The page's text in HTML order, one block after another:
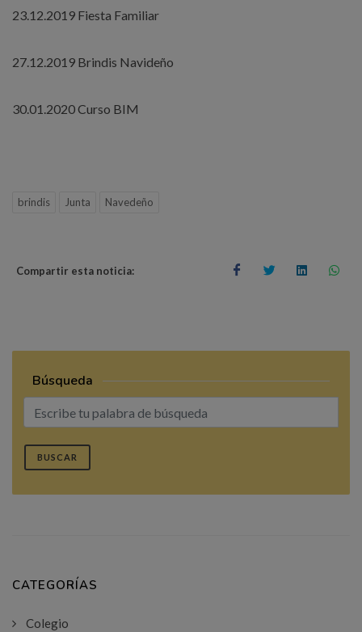
23.12.2019 Fiesta Familiar
27.12.2019 Brindis Navideño
30.01.2020 Curso BIM
brindis Junta Navedeño
Compartir esta noticia:
Búsqueda
BUSCAR
CATEGORÍAS
Colegio